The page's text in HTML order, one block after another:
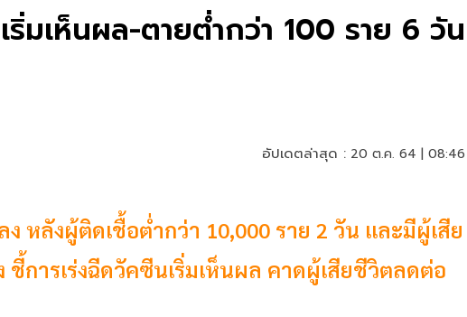
มเห็นผล-ตายต่ำกว่า 100 ราย 6 วัน
อัปเดตล่าสุด : 20 ต.ค. 64 |
หลังผู้ติดเชื้อต่ำกว่า 10,000 ราย 2 วัน และมีผู้เสีย
ชี้การเร่งฉีดวัคซีนเริ่มเห็นผล คาดผู้เสียชีวิตลดต่อ